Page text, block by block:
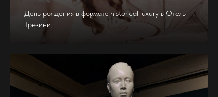
День рождения в формате historical luxury в Отель
Трезини.